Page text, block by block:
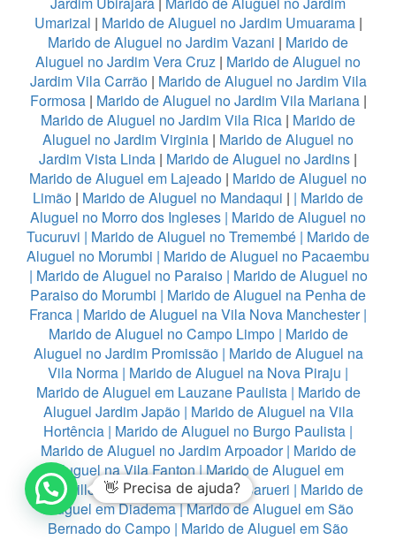
Umarizal | Marido de Aluguel no Jardim Umuarama|
Marido de Aluguel no Jardim Vazani | Marido de
Aluguel no Jardim Vera Cruz | Marido de Aluguel no
Jardim Vila Carrão| Marido de Aluguel no Jardim Vila
Formosa| Marido de Aluguel no Jardim Vila Mariana|
Marido de Aluguel no Jardim Vila Rica | Marido de
Aluguel no Jardim Virginia | Marido de Aluguel no
Jardim Vista Linda | Marido de Aluguel no Jardins |
Marido de Aluguel em Lajeado | Marido de Aluguel no
Limão | Marido de Aluguel no Mandaqui | | Marido de
Aluguel no Morro dos Ingleses | Marido de Aluguel no
Tucuruvi | Marido de Aluguel no Tremembé | Marido de
Aluguel no Morumbi | Marido de Aluguel no Pacaembu
| Marido de Aluguel no Paraiso| Marido de Aluguel no
Paraiso do Morumbi | Marido de Aluguel na Penha de
Franca | Marido de Aluguel na Vila Nova Manchester|
Marido de Aluguel no Campo Limpo| Marido de
Aluguel no Jardim Promissão| Marido de Aluguel na
Vila Norma | Marido de Aluguel na Nova Piraju |
Marido de Aluguel em Lauzane Paulista| Marido de
Aluguel Jardim Japão| Marido de Aluguel na Vila
Hortência | Marido de Aluguel no Burgo Paulista |
Marido de Aluguel no Jardim Arpoador| Marido de
Aluguel na Vila Fanton|Marido de Aluguel em
Alphaville |Marido de Aluguel no Barueri | Marido de
Aluguel em Diadema|Marido de Aluguel em São
Bernado do Campo | Marido de Aluguel em São
👋 Precisa de ajuda?